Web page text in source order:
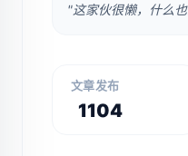
"这家伙很懒，什么
文章发布
1104